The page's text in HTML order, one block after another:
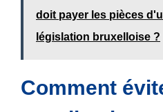
doit payer les pièces
législation bruxelloise ?
Comment